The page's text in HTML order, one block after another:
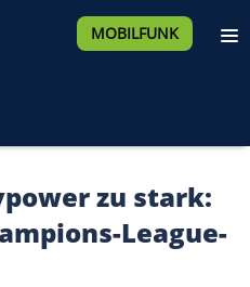
MOBILFUNK
zu stark:
League-